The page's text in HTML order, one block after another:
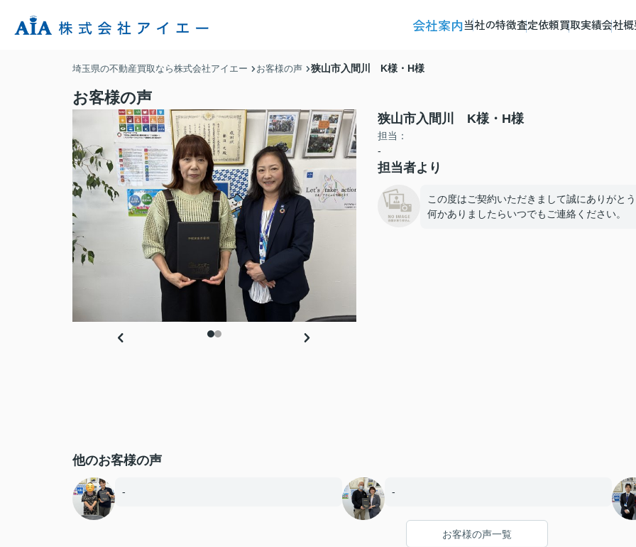
会社案内当社の特徴査定依頼買取実績会社
埼玉県の不動産買取なら株式会社アイエー お客様の声 狭山市入間川 K様・H様
お客様の声
狭山市入間川 K様・H様
担当：
-
担当者より
この度はご契約いただきまして誠にありがと
何かありましたらいつでもご連絡ください。
他のお客様の声
- -
お客様の声一覧